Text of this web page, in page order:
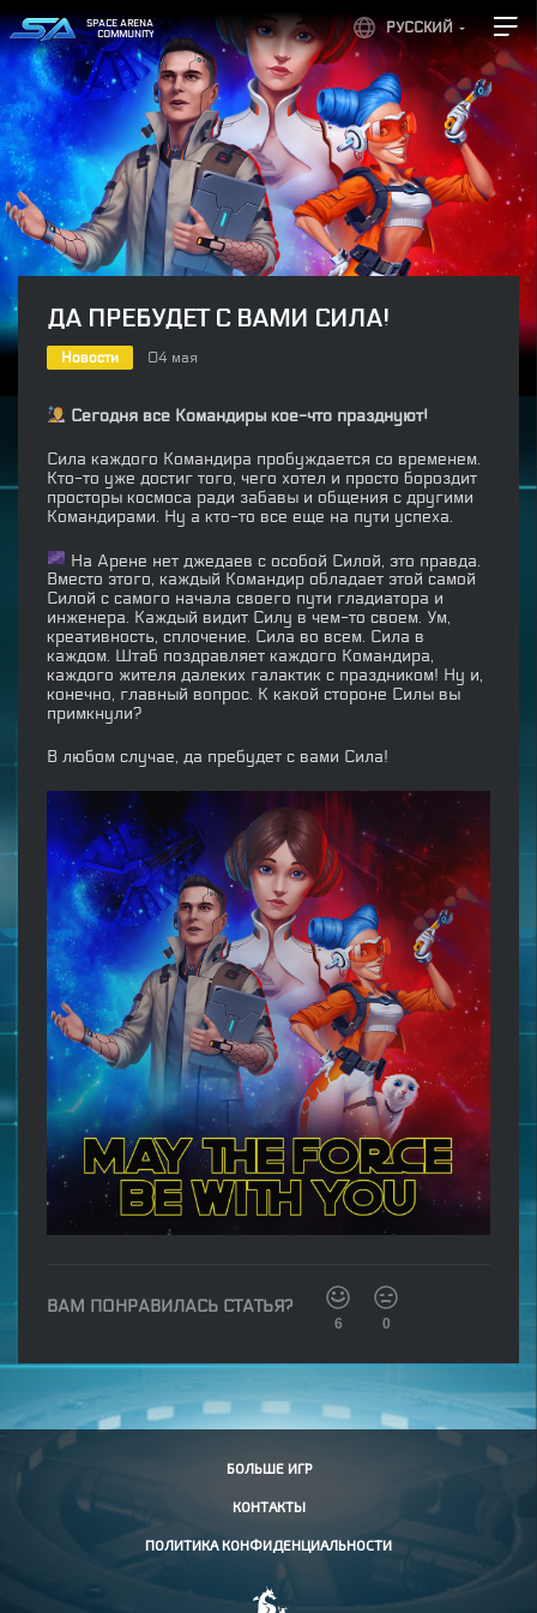
РУССКИЙ
SPACE ARENA
COMMUNITY
ДА ПРЕБУДЕТ С ВАМИ СИЛА!
Новости 04 мая
Сегодня все Командиры кое-что празднуют!
Сила каждого Командира пробуждается со временем.
Кто-то уже достиг того, чего хотел и просто бороздит
просторы космоса ради забавы и общения с другими
Командирами. Ну а кто-то все еще на пути успеха.
На Арене нет джедаев с особой Силой, это правда.
Вместо этого, каждый Командир обладает этой самой
Силой с самого начала своего пути гладиатора и
инженера. Каждый видит Силу в чем-то своем. Ум,
креативность, сплочение. Сила во всем. Сила в
каждом. Штаб поздравляет каждого Командира,
каждого жителя далеких галактик с праздником! Ну и,
конечно, главный вопрос. К какой стороне Силы вы
примкнули?
В любом случае, да пребудет с вами Сила!
ВАМ ПОНРАВИЛАСЬ СТАТЬЯ?
6 0
БОЛЬШЕ ИГР
КОНТАКТЫ
ПОЛИТИКА КОНФИДЕНЦИАЛЬНОСТИ